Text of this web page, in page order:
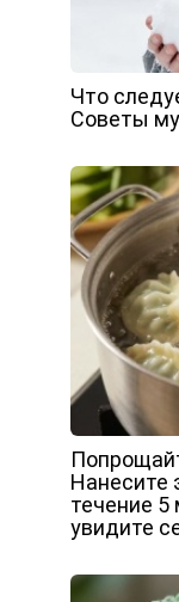
Что
Советы
Нанесите
течение 5
увидите